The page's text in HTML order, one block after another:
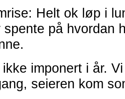
Helt ok løp i
på hvordan
imponert i år.
seieren kom